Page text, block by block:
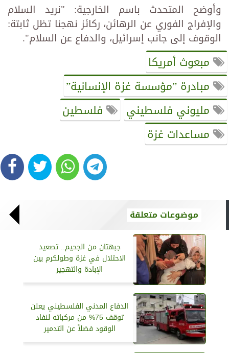
وأوضح المتحدث باسم الخارجية: "نريد السلام
والإفراج الفوري عن الرهائن، ركائز نهجنا تظل ثابتة:
الوقوف إلى جانب إسرائيل، والدفاع عن السلام".
مبعوث أمريكا
مبادرة ”مؤسسة غزة الإنسانية”
مليوني فلسطيني
فلسطين
مساعدات غزة
موضوعات متعلقة
جبهتان من الجحيم.. تصعيد
الاحتلال في غزة وطولكرم بين
الإبادة والتهجير
الدفاع المدني الفلسطيني يعلن
توقف 75% من مركباته لنفاد
الوقود فضلاً عن التدمير